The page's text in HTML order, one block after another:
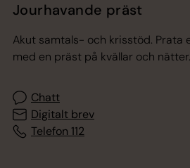
Jourhavande präst
Akut samtals- och krisstöd. Prata
med en präst på kvällar och nätter.
Chatt
Digitalt brev
Telefon 112